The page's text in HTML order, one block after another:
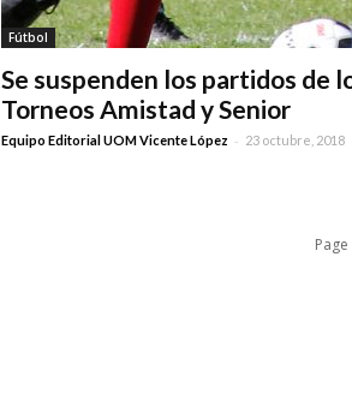
Fútbol
Se suspenden los partidos de
Torneos Amistad y Senior
Equipo Editorial UOM Vicente López - 23 octubre, 2018